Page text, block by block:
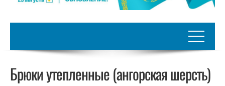
Брюки утепленные (ангорская шерсть)